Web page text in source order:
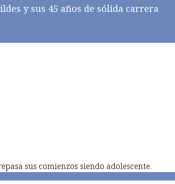
y sus 45 años de sólida carrera
sus comienzos siendo adolescente.